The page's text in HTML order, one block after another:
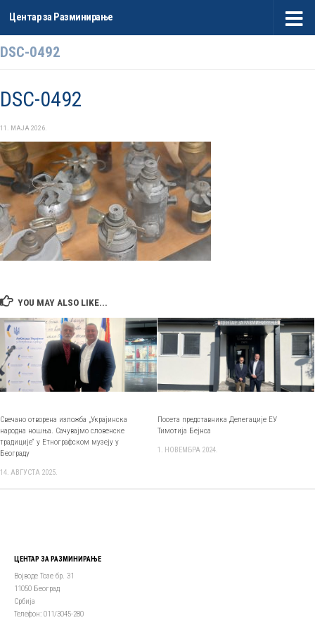
Skip to content
Центар за Разминирање
DSC-0492
DSC-0492
11. МАЈА 2026.
YOU MAY ALSO LIKE...
Свечано отворена изложба „Украјинска
народна ношња. Сачувајмо словенске
традиције“ у Етнографском музеју у
Београду
14. АВГУСТА 2025.
Посета представника Делегације ЕУ
Тимотија Бејнса
1. НОВЕМБРА 2024.
ЦЕНТАР ЗА РАЗМИНИРАЊЕ
Војводе Тозе бр. 31
11050 Београд
Србија
Телефон: 011/3045-280